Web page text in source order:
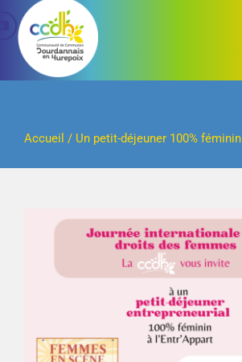
Passer
contenu
Accueil / Un petit-déjeuner 100% féminin